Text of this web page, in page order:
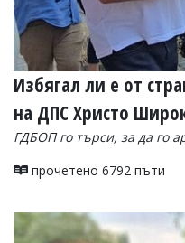
Избягал ли е от
на ДПС Христо
ГДБОП го търси, за да го
прочетено 6792 пъти